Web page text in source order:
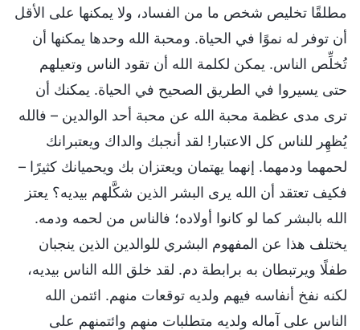
مطلقًا تخليص شخص ما من الفساد، ولا يمكنها على الأقل
أن توفر له نموًا في الحياة. ومحبة الله وحدها يمكنها أن
تُخلِّص الناس. يمكن لكلمة الله أن تقود الناس وتعيلهم
حتى يسيروا في الطريق الصحيح في الحياة. يمكنك أن
ترى مدى عظمة محبة الله عن محبة أحد الوالدين – فالله
يُظهِر للناس كل الاعتبار! لقد أنجبك والداك ويعتبرانك
لحمهما ودمهما. إنهما يهتمان ويعتزان بك ويحميانك كثيرًا –
فكيف تعتقد أن الله يرى البشر الذين شكَّلهم بيديه؟ يعتز
الله بالبشر كما لو كانوا أولاده؛ فالناس من لحمه ودمه.
يختلف هذا عن المفهوم البشري للوالدين الذين ينجبان
طفلًا ويرتبطان به برابطة دم. لقد خلق الله الناس بيديه،
لكنه نفخ أنفاسه فيهم ولديه توقعات منهم. ائتمن الله
الناس على آماله ولديه متطلبات منهم وائتمنهم على